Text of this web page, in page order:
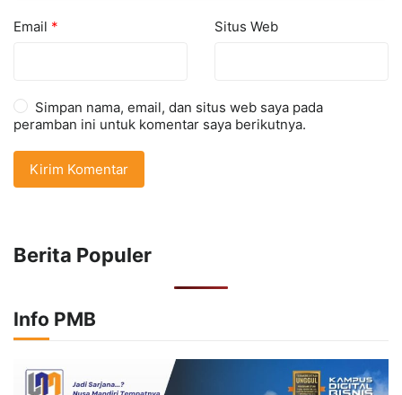
Email * Situs Web
Simpan nama, email, dan situs web saya pada
peramban ini untuk komentar saya berikutnya.
Berita Populer
Info PMB